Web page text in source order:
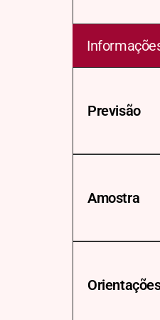
Previsão
Amostra